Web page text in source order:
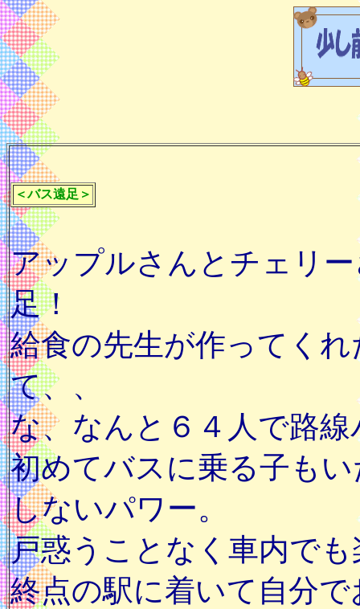
＜バス遠足＞
アップルさんとチェリ
足！
給食の先生が作ってく
て、、
な、なんと６４人で路
初めてバスに乗る子も
しないパワー。
戸惑うことなく車内で
終点の駅に着いて自分